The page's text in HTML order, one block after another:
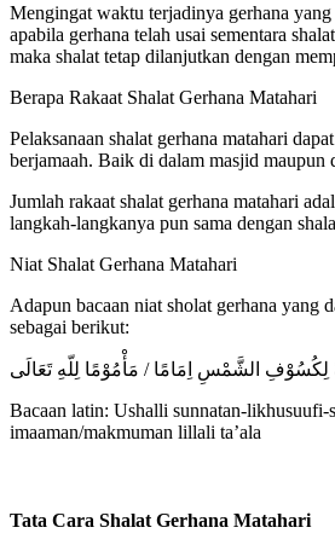
Mengingat waktu terjadinya gerhana
apabila gerhana telah usai sementara
maka shalat tetap dilanjutkan dengan
Berapa Rakaat Shalat Gerhana Matahari
Pelaksanaan shalat gerhana matahari
berjamaah. Baik di dalam masjid maupun
Jumlah rakaat shalat gerhana matahari
langkah-langkanya pun sama dengan
Niat Shalat Gerhana Matahari
Adapun bacaan niat sholat gerhana yang
sebagai berikut:
الشَّمْسِ اِمَامًا / مَأْمُوْمًا لِلّهِ تَعَالَى
Bacaan latin: Ushalli sunnatan-likhusuufi-
imaaman/makmuman lillali ta’ala
Tata Cara Shalat Gerhana Matahari